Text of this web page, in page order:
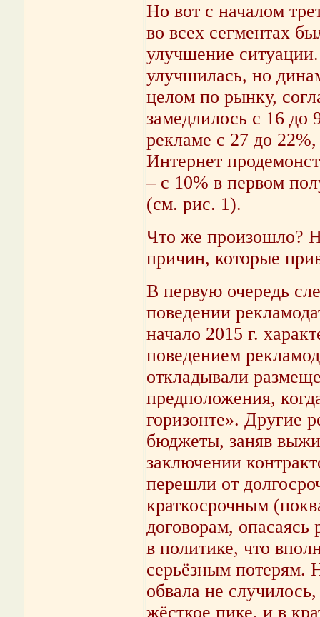
Но вот с началом
во всех сегментах
улучшение
улучшилась, но
целом по рынку,
замедлилось с 16
рекламе с 27 до
Интернет
– с 10% в первом
(см. рис. 1).
Что же произошло?
причин, которые
В первую очередь
поведении
начало 2015 г.
поведением
откладывали
предположения,
горизонте». Другие
бюджеты, заняв
заключении
перешли от
краткосрочным
договорам,
в политике, что
серьёзным потерям.
обвала не
жёсткое пике, и в